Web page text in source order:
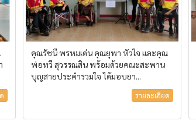
คุณรัชนี พรหมเด่น คุณยุพา หัวใจ และคุณ
พ่อทวี สุวรรณสิน พร้อมด้วยคณะสะพาน
บุญสายประคำรวมใจ ได้มอบยา...
รายละเอียด